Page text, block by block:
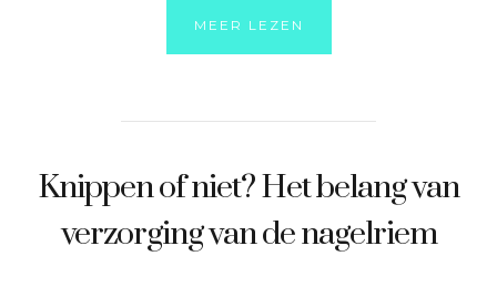
MEER LEZEN
Knippen of niet? Het belang van
verzorging van de nagelriem